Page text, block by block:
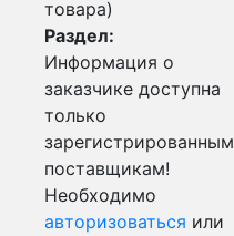
товара)
Раздел:
Информация о
заказчике доступна
только
зарегистрированным
поставщикам!
Необходимо
авторизоваться или